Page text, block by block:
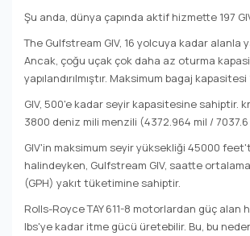
Şu anda, dünya çapında aktif hizmette 197
The Gulfstream GIV, 16 yolcuya kadar alanla
Ancak, çoğu uçak çok daha az oturma
yapılandırılmıştır. Maksimum bagaj
GIV, 500'e kadar seyir kapasitesine sahiptir.
3800 deniz mili menzili (4372.964 mil /
GIV'in maksimum seyir yüksekliği 45000
halindeyken, Gulfstream GIV, saatte
(GPH) yakıt tüketimine sahiptir.
Rolls-Royce TAY 611-8 motorlardan güç alan
lbs'ye kadar itme gücü üretebilir. Bu, bu